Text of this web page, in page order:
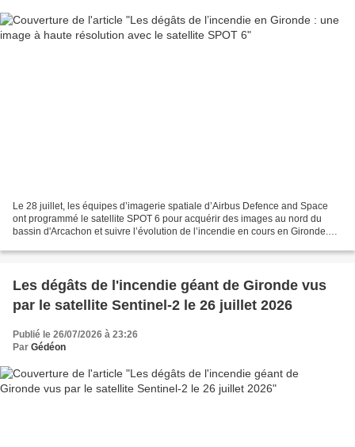
Le 28 juillet, les équipes d’imagerie spatiale d’Airbus Defence and Space
ont programmé le satellite SPOT 6 pour acquérir des images au nord du
bassin d'Arcachon et suivre l’évolution de l’incendie en cours en Gironde.
Les dégâts de l'incendie géant de Gironde vus
par le satellite Sentinel-2 le 26 juillet 2026
Publié le 26/07/2026 à 23:26
Par Gédéon